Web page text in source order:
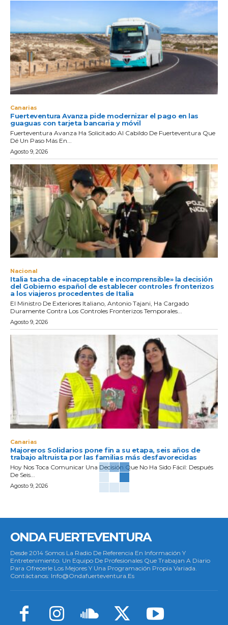
Canarias
Fuerteventura Avanza pide modernizar el pago en las
guaguas con tarjeta bancaria y móvil
Fuerteventura Avanza Ha Solicitado Al Cabildo De Fuerteventura Que
Dé Un Paso Más En...
Agosto 9, 2026
Nacional
Italia tacha de «inaceptable e incomprensible» la decisión
del Gobierno español de establecer controles fronterizos
a los viajeros procedentes de Italia
El Ministro De Exteriores Italiano, Antonio Tajani, Ha Cargado
Duramente Contra Los Controles Fronterizos Temporales...
Agosto 9, 2026
Canarias
Majoreros Solidarios pone fin a su etapa, seis años de
trabajo altruista por las familias más desfavorecidas
Hoy Nos Toca Comunicar Una Decisión Que No Ha Sido Fácil: Después
De Seis...
Agosto 9, 2026
ONDA FUERTEVENTURA
Desde 2014 Somos La Radio De Referencia En Información Y
Entretenimiento. Un Equipo De Profesionales Que Trabajan A Diario
Para Ofrecerle Los Mejores Y Una Programación Propia Variada.
Contáctanos: Info@ondafuerteventura.es